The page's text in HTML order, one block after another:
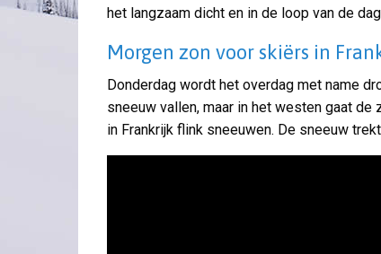
het langzaam dicht en in de loop van de
Morgen zon voor skiërs in
Donderdag wordt het overdag met name
sneeuw vallen, maar in het westen gaat
in Frankrijk flink sneeuwen. De sneeuw